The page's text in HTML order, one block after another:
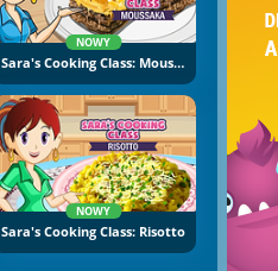
NOWY
Sara's Cooking Class: Moussaka
NOWY
Sara's Cooking Class: Risotto